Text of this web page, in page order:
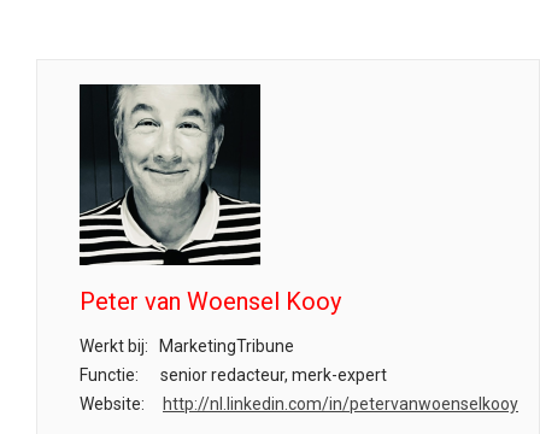
Peter van Woensel Kooy
Werkt bij:
MarketingTribune
Functie:
senior redacteur, merk-expert
Website:
http://nl.linkedin.com/in/petervanwoenselkooy